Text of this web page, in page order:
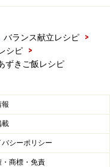
で切るように全体を
バランス献立レシピ
>
シピ
>
ずきご飯レシピ
報
載
バシーポリシー
・商標・免責